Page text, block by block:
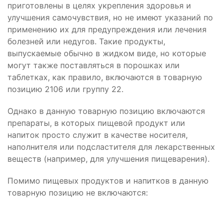
приготовлены в целях укрепления здоровья и
улучшения самочувствия, но не имеют указаний по
применению их для предупреждения или лечения
болезней или недугов. Такие продукты,
выпускаемые обычно в жидком виде, но которые
могут также поставляться в порошках или
таблетках, как правило, включаются в товарную
позицию 2106 или группу 22.
Однако в данную товарную позицию включаются
препараты, в которых пищевой продукт или
напиток просто служит в качестве носителя,
наполнителя или подсластителя для лекарственных
веществ (например, для улучшения пищеварения).
Помимо пищевых продуктов и напитков в данную
товарную позицию не включаются: